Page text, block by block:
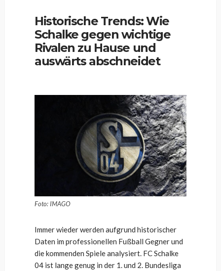
Historische Trends: Wie
Schalke gegen wichtige
Rivalen zu Hause und
auswärts abschneidet
Foto: IMAGO
Immer wieder werden aufgrund historischer
Daten im professionellen Fußball Gegner und
die kommenden Spiele analysiert. FC Schalke
04 ist lange genug in der 1. und 2. Bundesliga